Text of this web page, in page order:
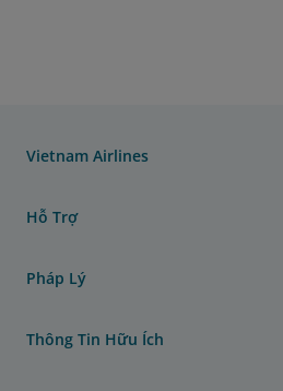
Vietnam Airlines
Hỗ Trợ
Pháp Lý
Thông Tin Hữu Ích